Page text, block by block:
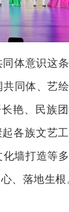
体意识这
同体、艺绘
艳、民族
各族文艺
墙打造等多
、落地生根